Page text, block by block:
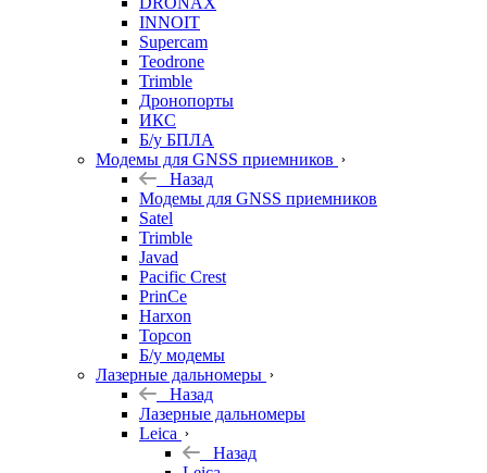
INNOIT
Supercam
Teodrone
Trimble
Дронопорты
ИКС
Б/у БПЛА
Модемы для GNSS приемников
Назад
Модемы для GNSS приемников
Satel
Trimble
Javad
Pacific Crest
PrinCe
Harxon
Topcon
Б/у модемы
Лазерные дальномеры
Назад
Лазерные дальномеры
Leica
Назад